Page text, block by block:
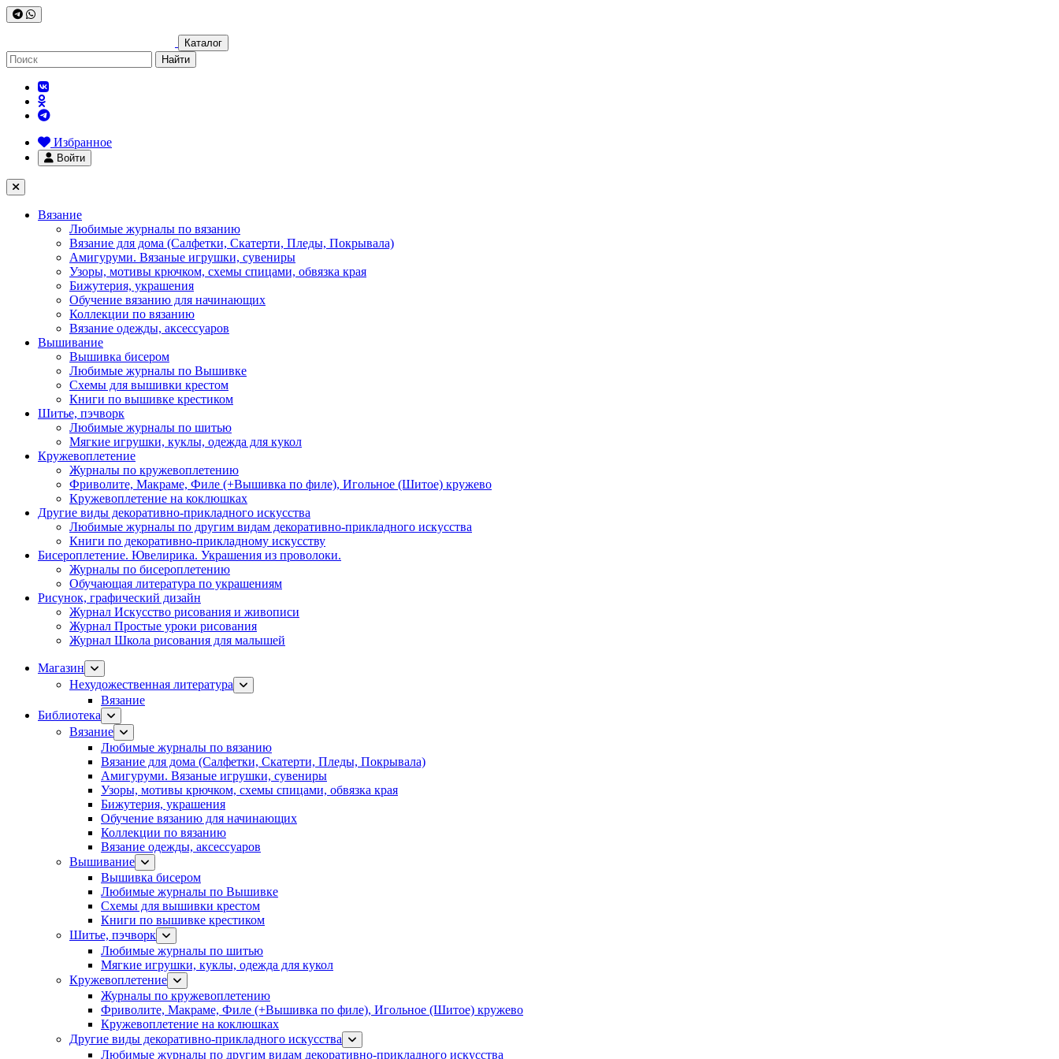
Каталог
Найти
Избранное
Войти
Вязание
Любимые журналы по вязанию
Вязание для дома (Салфетки, Скатерти, Пледы, Покрывала)
Амигуруми. Вязаные игрушки, сувениры
Узоры, мотивы крючком, схемы спицами, обвязка края
Бижутерия, украшения
Обучение вязанию для начинающих
Коллекции по вязанию
Вязание одежды, аксессуаров
Вышивание
Вышивка бисером
Любимые журналы по Вышивке
Схемы для вышивки крестом
Книги по вышивке крестиком
Шитье, пэчворк
Любимые журналы по шитью
Мягкие игрушки, куклы, одежда для кукол
Кружевоплетение
Журналы по кружевоплетению
Фриволите, Макраме, Филе (+Вышивка по филе), Игольное (Шитое) кружево
Кружевоплетение на коклюшках
Другие виды декоративно-прикладного искусства
Любимые журналы по другим видам декоративно-прикладного искусства
Книги по декоративно-прикладному искусству
Бисероплетение. Ювелирика. Украшения из проволоки.
Журналы по бисероплетению
Обучающая литература по украшениям
Рисунок, графический дизайн
Журнал Искусство рисования и живописи
Журнал Простые уроки рисования
Журнал Школа рисования для малышей
Магазин
Нехудожественная литература
Вязание
Библиотека
Вязание
Любимые журналы по вязанию
Вязание для дома (Салфетки, Скатерти, Пледы, Покрывала)
Амигуруми. Вязаные игрушки, сувениры
Узоры, мотивы крючком, схемы спицами, обвязка края
Бижутерия, украшения
Обучение вязанию для начинающих
Коллекции по вязанию
Вязание одежды, аксессуаров
Вышивание
Вышивка бисером
Любимые журналы по Вышивке
Схемы для вышивки крестом
Книги по вышивке крестиком
Шитье, пэчворк
Любимые журналы по шитью
Мягкие игрушки, куклы, одежда для кукол
Кружевоплетение
Журналы по кружевоплетению
Фриволите, Макраме, Филе (+Вышивка по филе), Игольное (Шитое) кружево
Кружевоплетение на коклюшках
Другие виды декоративно-прикладного искусства
Любимые журналы по другим видам декоративно-прикладного искусства